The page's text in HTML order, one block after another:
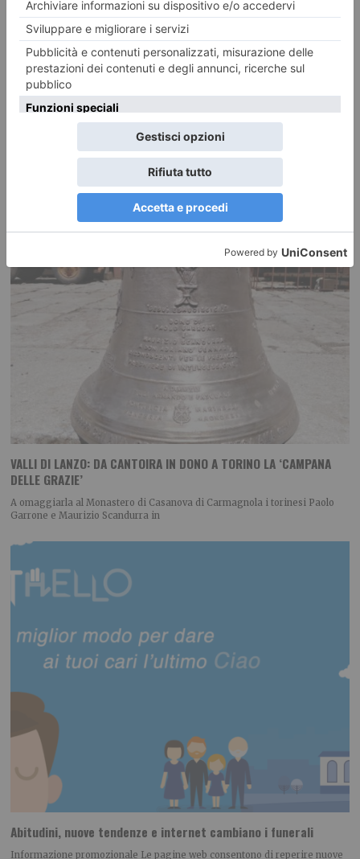
A Leo il premio “Mario Soldati” per la Cultura
Si può dire che Giampiero Leo abbia iniziato a fare politica ben prima
VALLI DI LANZO: DA CANTOIRA IN DONO A TORINO LA ‘CAMPANA
DELLE GRAZIE’
A omaggiarla al Monastero di Casanova di Carmagnola i torinesi Paolo
Garrone e Maurizio Scandurra in
Abitudini, nuove tendenze e internet cambiano i funerali
Informazione promozionale Le pagine web consentono di reperire nuove